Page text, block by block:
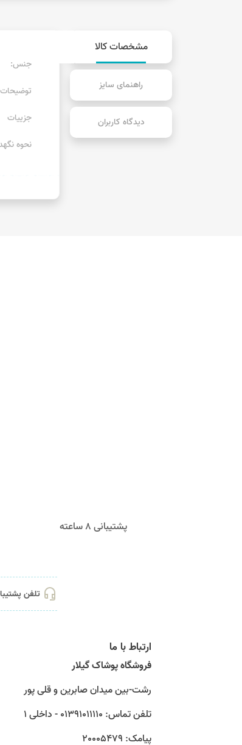
مشخصات کالا
راهنمای سایز
دیدگاه کاربران
جنس:
جزییات
نحوه
پشتیبانی 8 ساعته
headset_mic تلفن
ارتباط با ما
فروشگاه پوشاک گیلار
رشت-بین میدان صابرین و قلی پور
تلفن تماس: 01391011110 - داخلی 1
پیامک: 20005479